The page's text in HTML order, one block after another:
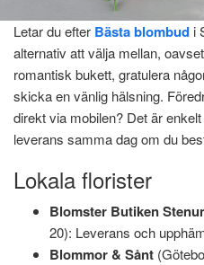
Hem»Stenungsund
snabba
augusti 22, 2025Av
Letar du efter Bästa blombud i
alternativ att välja mellan,
romantisk bukett, gratulera
skicka en vänlig hälsning.
direkt via mobilen? Det är
leverans samma dag om du
Lokala florister
Blomster Butiken
20): Leverans och
Blommor & Sånt